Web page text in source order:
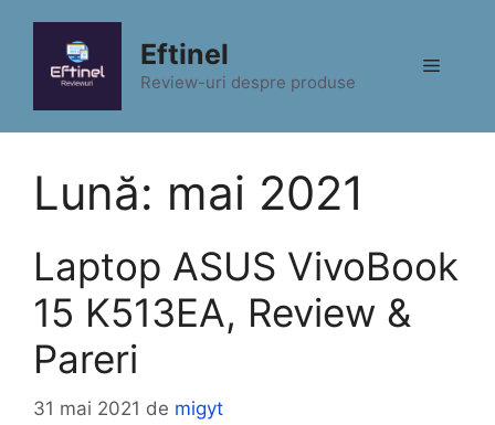
conținut
Eftinel
Review-uri despre produse
Meniu
Lună: mai 2021
Laptop ASUS VivoBook
15 K513EA, Review &
Pareri
31 mai 2021 de migyt